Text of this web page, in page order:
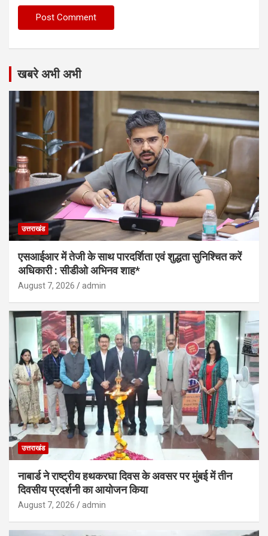
खबरे अभी अभी
उत्तराखंड
एसआईआर में तेजी के साथ पारदर्शिता एवं शुद्धता सुनिश्चित करें
अधिकारी : सीडीओ अभिनव शाह*
August 7, 2026 admin
उत्तराखंड
नाबार्ड ने राष्ट्रीय हथकरघा दिवस के अवसर पर मुंबई में तीन
दिवसीय प्रदर्शनी का आयोजन किया
August 7, 2026 admin